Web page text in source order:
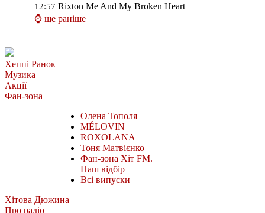
12:57 Rixton Me And My Broken Heart
⌚ ще раніше
Хеппі Ранок
Музика
Акції
Фан-зона
Олена Тополя
MÉLOVIN
ROXOLANA
Тоня Матвієнко
Фан-зона Хіт FM.
Наш відбір
Всі випуски
Хітова Дюжина
Про радіо